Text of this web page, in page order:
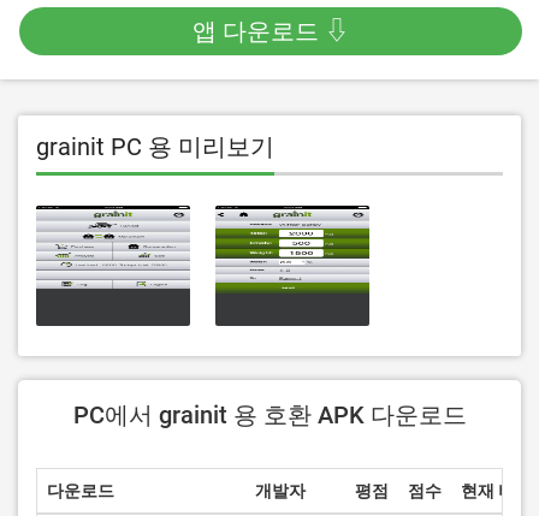
앱 다운로드 ⇩
grainit PC 용 미리보기
PC에서 grainit 용 호환 APK 다운로드
다운로드 개발자 평점 점수 현재 버전